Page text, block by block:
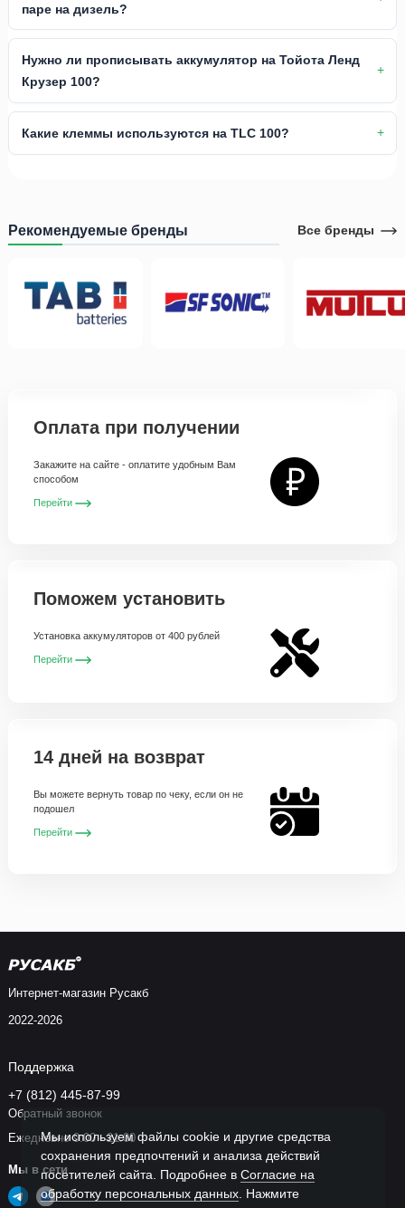
паре на дизель?
Нужно ли прописывать аккумулятор на Тойота Ленд
Крузер 100?
Какие клеммы используются на TLC 100?
Рекомендуемые бренды Все бренды
Оплата при получении
Закажите на сайте - оплатите удобным Вам
способом
Перейти
Поможем установить
Установка аккумуляторов от 400 рублей
Перейти
14 дней на возврат
Вы можете вернуть товар по чеку, если он не
подошел
Перейти
Мы используем файлы cookie и другие средства
сохранения предпочтений и анализа действий
посетителей сайта. Подробнее в Согласие на
обработку персональных данных . Нажмите
Интернет-магазин Русакб
2022-2026
Поддержка
+7 (812) 445-87-99
Обратный звонок
Ежедневно 9:00 - 21:00
Мы в сети